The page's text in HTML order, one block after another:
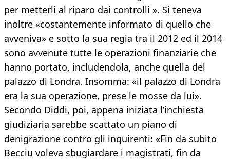
per metterli al riparo dai controlli ». Si teneva
inoltre «costantemente informato di quello che
avveniva» e sotto la sua regia tra il 2012 ed il 2014
sono avvenute tutte le operazioni finanziarie che
hanno portato, includendola, anche quella del
palazzo di Londra. Insomma: «il palazzo di Londra
era la sua operazione, prese le mosse da lui».
Secondo Diddi, poi, appena iniziata l’inchiesta
giudiziaria sarebbe scattato un piano di
denigrazione contro gli inquirenti: «Fin da subito
Becciu voleva sbugiardare i magistrati, fin da